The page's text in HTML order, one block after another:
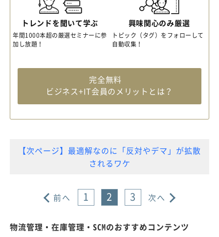
トレンドを聞いて学ぶ
年間1000本超の厳選セミナーに参
加し放題！
興味関心のみ厳選
トピック（タグ）をフォローして
自動収集！
完全無料
ビジネス+IT会員のメリットとは？
【次ページ】最適解なのに「反対やデマ」が拡散
されるワケ
前へ 1 2 3 次へ
物流管理・在庫管理・SCMのおすすめコンテンツ